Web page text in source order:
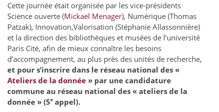
Cette journée était organisée par les vice-présidents
Science ouverte (Mickaël Menager), Numérique (Thomas
Patzak), Innovation,Valorisation (Stéphanie Allassonnière)
et la direction des bibliothèques et musées de l’université
Paris Cité, afin de mieux connaître les besoins
d’accompagnement, au plus près des unités de recherche,
et pour s’inscrire dans le réseau national des «
Ateliers de la donnée » par une candidature
commune au réseau national des « ateliers de la
donnée » (5e appel).